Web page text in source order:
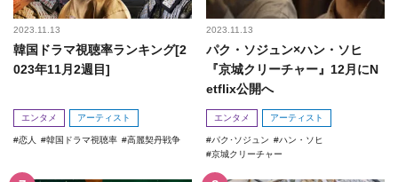
2023.11.13
韓国ドラマ視聴率ランキング[2
023年11月2週目]
エンタメ アーティスト
恋人 韓国ドラマ視聴率 高麗契丹戦争
2023.11.13
パク・ソジュン×ハン・ソヒ
『京城クリーチャー』12月にN
etflix公開へ
エンタメ アーティスト
パク･ソジュン
ハン・ソヒ
京城クリーチャー